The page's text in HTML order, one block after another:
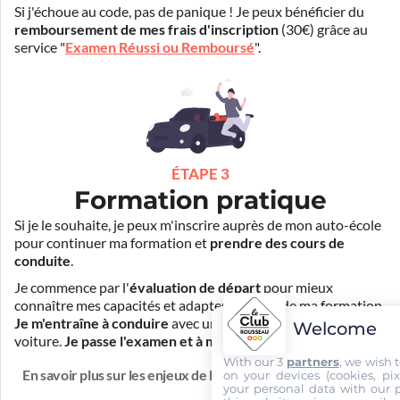
Si j'échoue au code, pas de panique ! Je peux bénéficier du
remboursement de mes frais d'inscription (30€) grâce au
service "Examen Réussi ou Remboursé".
ÉTAPE 3
Formation pratique
Si je le souhaite, je peux m'inscrire auprès de mon auto-école
pour continuer ma formation et prendre des cours de
conduite.
Je commence par l'évaluation de départ pour mieux
connaître mes capacités et adapter la durée de ma formation.
Je m'entraîne à conduire avec un simulateur et/ou en
voiture.Je passe l'examen et à moi la liberté !
En savoir plus sur les enjeux de la formation
Welcome
With our 3 partners, we wish
on your devices (cookies,
your personal data with our